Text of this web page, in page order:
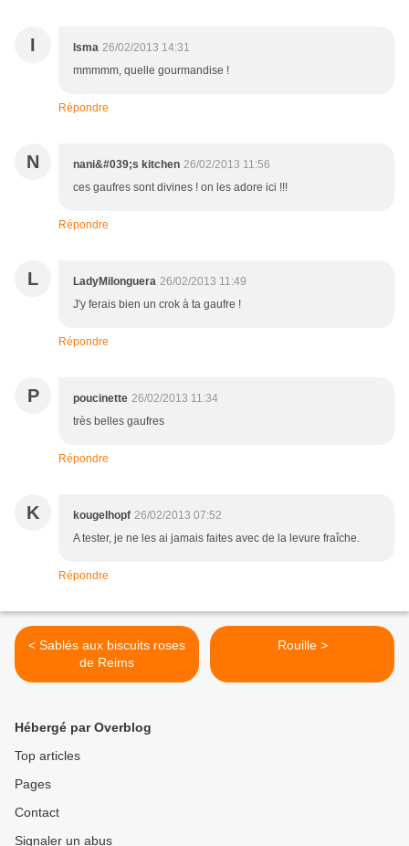
I Isma 26/02/2013 14:31
mmmmm, quelle gourmandise !
Répondre
N nani&#039;s kitchen 26/02/2013 11:56
ces gaufres sont divines ! on les adore ici !!!
Répondre
L LadyMilonguera 26/02/2013 11:49
J'y ferais bien un crok à ta gaufre !
Répondre
P poucinette 26/02/2013 11:34
très belles gaufres
Répondre
K kougelhopf 26/02/2013 07:52
A tester, je ne les ai jamais faites avec de la levure fraîche.
Répondre
< Sablés aux biscuits roses
de Reims
Rouille >
Hébergé par Overblog
Top articles
Pages
Contact
Signaler un abus